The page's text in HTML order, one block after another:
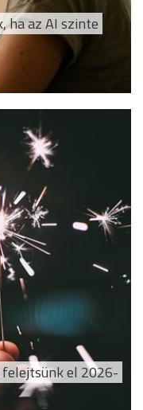
ha az AI szinte
el 2026-